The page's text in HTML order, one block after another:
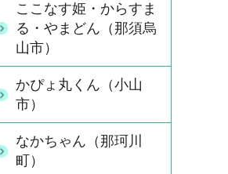
ここなす姫・からすま
る・やまどん（那須烏
山市）
かぴょ丸くん（小山
市）
なかちゃん（那珂川
町）